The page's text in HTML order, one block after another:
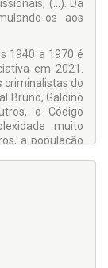
(...). Dá
os aos
1940 a 1970 é
em 2021.
criminalistas do
Bruno, Galdino
o Código
muito
a população
conceitos
atuais,
a comentá-lo